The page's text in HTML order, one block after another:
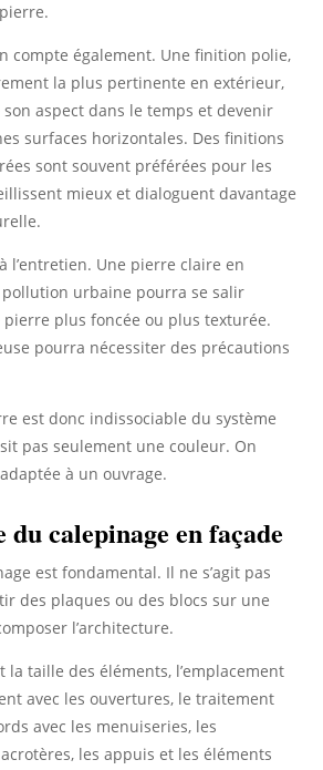
compte également. Une finition polie,
la plus pertinente en extérieur,
aspect dans le temps et devenir
surfaces horizontales. Des finitions
sont souvent préférées pour les
mieux et dialoguent davantage
l’entretien. Une pierre claire en
pollution urbaine pourra se salir
plus foncée ou plus texturée.
pourra nécessiter des précautions
est donc indissociable du système
pas seulement une couleur. On
à un ouvrage.
calepinage en façade
est fondamental. Il ne s’agit pas
des plaques ou des blocs sur une
l’architecture.
la taille des éléments, l’emplacement
avec les ouvertures, le traitement
avec les menuiseries, les
les appuis et les éléments